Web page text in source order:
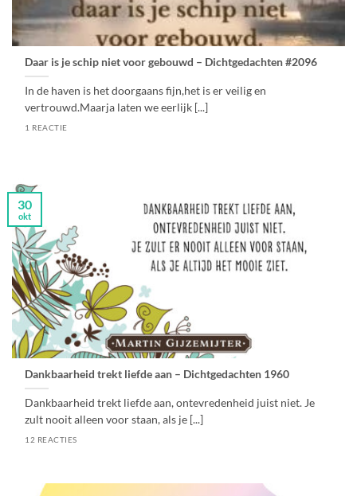
Daar is je schip niet voor gebouwd – Dichtgedachten #2096
In de haven is het doorgaans fijn,het is er veilig en
vertrouwd.Maarja laten we eerlijk [...]
1 REACTIE
Dankbaarheid trekt liefde aan – Dichtgedachten 1960
Dankbaarheid trekt liefde aan, ontevredenheid juist niet. Je
zult nooit alleen voor staan, als je [...]
12 REACTIES
30
okt